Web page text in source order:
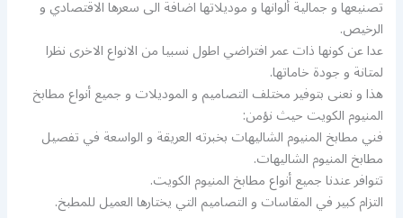
تصنيعها و جمالية ألوانها و موديلاتها اضافة الى سعرها الاقتصادي و
الرخيص.
عدا عن كونها ذات عمر افتراضي اطول نسبيا من الانواع الاخرى نظرا
لمتانة و جودة خاماتها.
هذا و نعنى بتوفير مختلف التصاميم و الموديلات و جميع أنواع مطابخ
المنيوم الكويت حيث نؤمن:
فني مطابخ المنيوم الشاليهات بخبرته العريقة و الواسعة في تفصيل
مطابخ المنيوم الشاليهات.
تتوافر عندنا جميع أنواع مطابخ المنيوم الكويت.
التزام كبير في المقاسات و التصاميم التي يختارها العميل للمطبخ.